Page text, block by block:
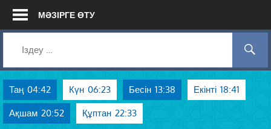
Skip
МӘЗІРГЕ ӨТУ
Таң 04:42 Күн 06:23 Бесін 13:38 Екінті 18:41
Ақшам 20:52 Құптан 22:33